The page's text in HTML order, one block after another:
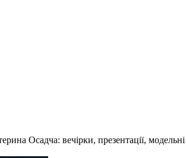
Осадча: вечірки, презентації,